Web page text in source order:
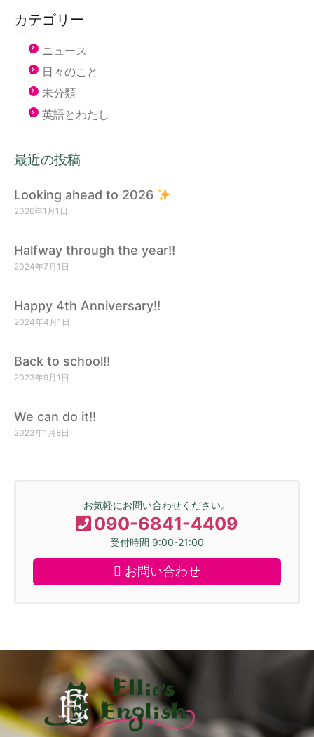
カテゴリー
ニュース
日々のこと
未分類
英語とわたし
最近の投稿
Looking ahead to 2026
2026年1月1日
Halfway through the year!!
2024年7月1日
Happy 4th Anniversary!!
2024年4月1日
Back to school!!
2023年9月1日
We can do it!!
2023年1月8日
お気軽にお問い合わせください。
090-6841-4409
受付時間 9:00-21:00
お問い合わせ